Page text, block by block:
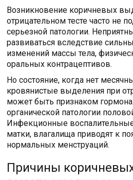
Возникновение коричневых
отрицательном тесте часто не
серьезной патологии.
развиваться вследствие
изменений массы тела,
оральных контрацептивов.
Но состояние, когда нет
кровянистые выделения при
может быть признаком
органической патологии
Инфекционные
матки, влагалища приводят к
нормальных менструаций.
Причины